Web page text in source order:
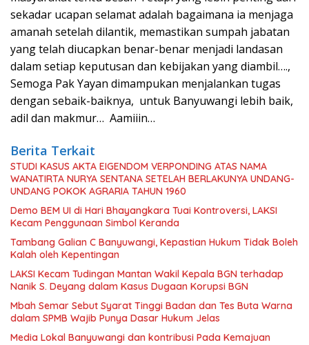
sekadar ucapan selamat adalah bagaimana ia menjaga
amanah setelah dilantik, memastikan sumpah jabatan
yang telah diucapkan benar-benar menjadi landasan
dalam setiap keputusan dan kebijakan yang diambil….,
Semoga Pak Yayan dimampukan menjalankan tugas
dengan sebaik-baiknya, untuk Banyuwangi lebih baik,
adil dan makmur… Aamiiin…
Berita Terkait
STUDI KASUS AKTA EIGENDOM VERPONDING ATAS NAMA
WANATIRTA NURYA SENTANA SETELAH BERLAKUNYA UNDANG-
UNDANG POKOK AGRARIA TAHUN 1960
Demo BEM UI di Hari Bhayangkara Tuai Kontroversi, LAKSI
Kecam Penggunaan Simbol Keranda
Tambang Galian C Banyuwangi, Kepastian Hukum Tidak Boleh
Kalah oleh Kepentingan
LAKSI Kecam Tudingan Mantan Wakil Kepala BGN terhadap
Nanik S. Deyang dalam Kasus Dugaan Korupsi BGN
Mbah Semar Sebut Syarat Tinggi Badan dan Tes Buta Warna
dalam SPMB Wajib Punya Dasar Hukum Jelas
Media Lokal Banyuwangi dan kontribusi Pada Kemajuan